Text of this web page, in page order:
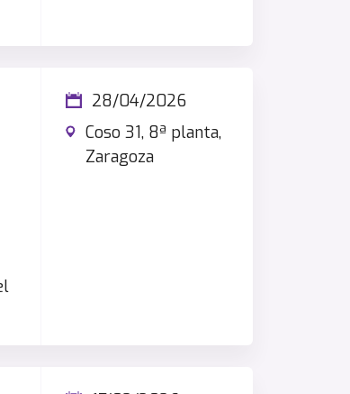
28/04/2026
Coso 31, 8ª planta,
Zaragoza